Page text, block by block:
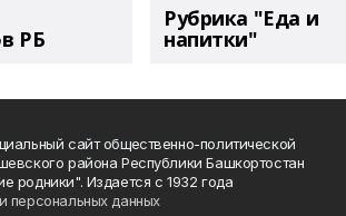
РБ
Рубрика "Еда и
напитки"
сайт общественно-политической
района Республики Башкортостан
родники". Издается с 1932 года
персональных данных